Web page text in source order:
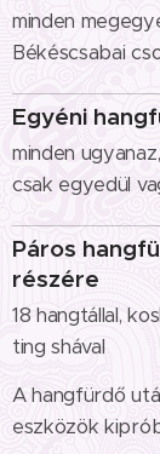
minden
Békéscsabai
Egyéni
minden
csak egyedül
Páros
részére
18 hangtállal,
ting shával
A hangfürdő
eszközök